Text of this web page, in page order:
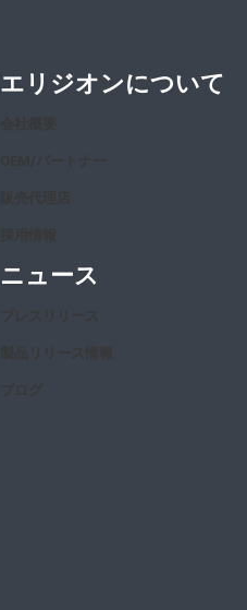
エリジオンについて
ニュース